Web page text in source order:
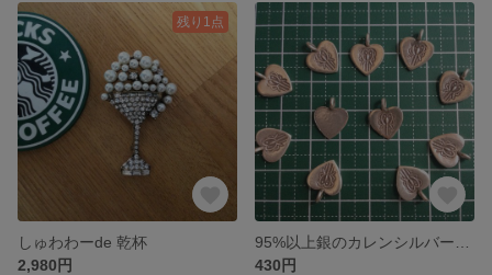
残り1点
しゅわわーde 乾杯
2,980円
430円